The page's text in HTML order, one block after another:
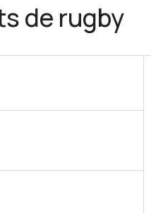
de rugby